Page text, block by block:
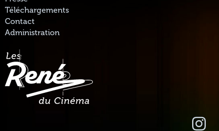
Téléchargements
Contact
Administration